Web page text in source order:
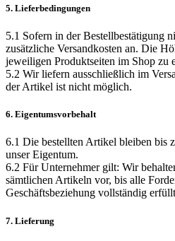
5. Lieferbedingungen
5.1 Sofern in der Bestellbestätigung
zusätzliche Versandkosten an. Die
jeweiligen Produktseiten im Shop zu
5.2 Wir liefern ausschließlich im
der Artikel ist nicht möglich.
6. Eigentumsvorbehalt
6.1 Die bestellten Artikel bleiben bis
unser Eigentum.
6.2 Für Unternehmer gilt: Wir
sämtlichen Artikeln vor, bis alle
Geschäftsbeziehung vollständig
7. Lieferung